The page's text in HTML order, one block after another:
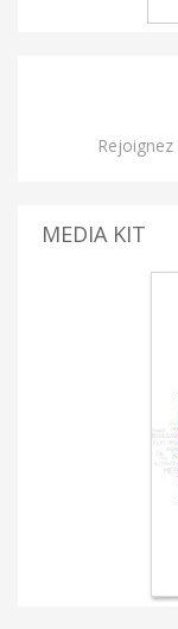
MEDIA KIT